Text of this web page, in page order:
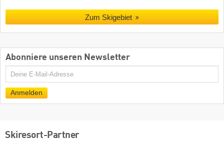
Zum Skigebiet
Abonniere unseren Newsletter
E-
Anmelden
Skiresort-Partner